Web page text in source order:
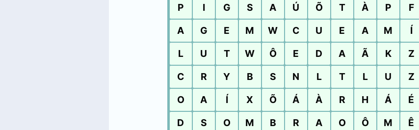
P
I G S A Ú Õ T À P
F
A
G E M W C U E A M
Í
L
U T W Ô E D A Ã K
Z
C
R Y B S N L T L U
Z
O
A Í X Õ Á À R H Á
É
D
S O M B R A O Ô M
Ê